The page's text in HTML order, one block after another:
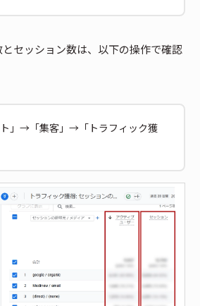
セッション数は、以下の操作で確認
」→「集客」→「トラフィック獲